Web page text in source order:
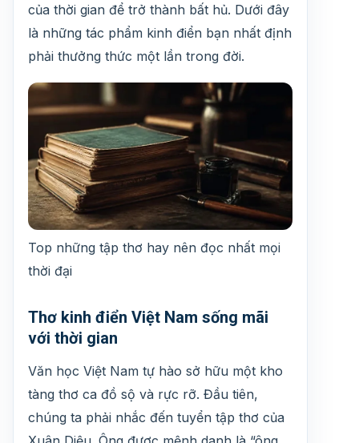
của thời gian để trở thành bất hủ. Dưới đây
là những tác phẩm kinh điển bạn nhất định
phải thưởng thức một lần trong đời.
Top những tập thơ hay nên đọc nhất mọi
thời đại
Thơ kinh điển Việt Nam sống mãi
với thời gian
Văn học Việt Nam tự hào sở hữu một kho
tàng thơ ca đồ sộ và rực rỡ. Đầu tiên,
chúng ta phải nhắc đến tuyển tập thơ của